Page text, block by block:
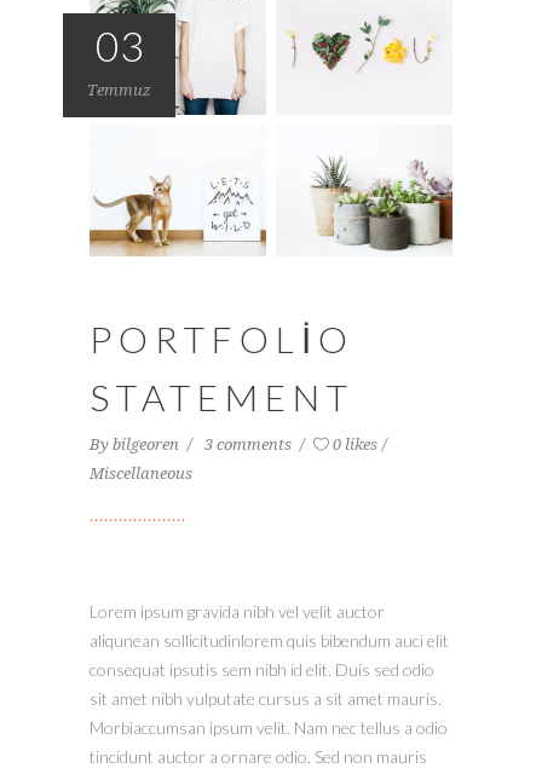
03
Temmuz
PORTFOLIO
STATEMENT
By bilgeoren 3 comments
0 likes
Miscellaneous
Lorem ipsum gravida nibh vel velit auctor
aliqunean sollicitudinlorem quis bibendum auci elit
consequat ipsutis sem nibh id elit. Duis sed odio
sit amet nibh vulputate cursus a sit amet mauris.
Morbiaccumsan ipsum velit. Nam nec tellus a odio
tincidunt auctor a ornare odio. Sed non mauris